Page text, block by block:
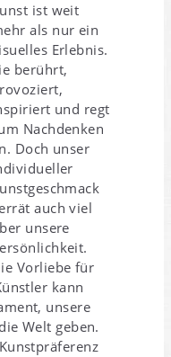
ist weit
als nur ein
Erlebnis.
berührt,
und regt
Nachdenken
Doch unser
auch viel
unsere
Vorliebe für
kann
unsere
Welt geben.